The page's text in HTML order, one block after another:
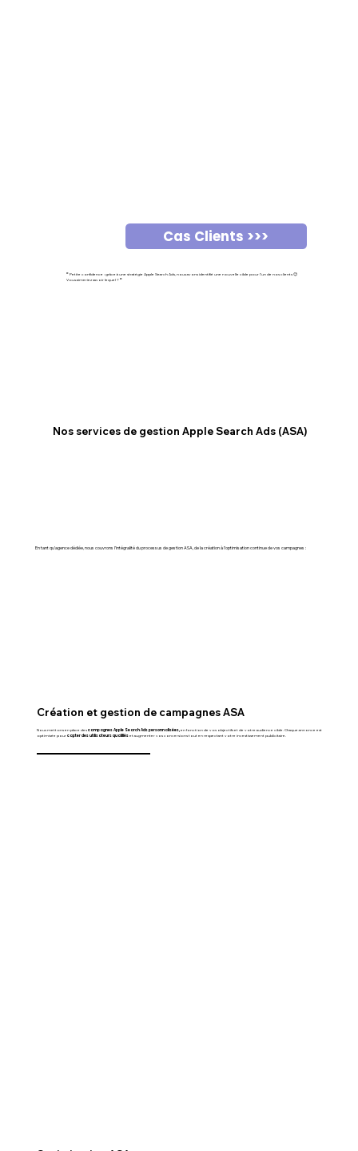
❞ Petite confidence : grâce à une stratégie Apple Search Ads, nous avons identifié une nouvelle cible pour l’un de nos clients 😉
Vous aimeriez savoir lequel ? ❞
Cas Clients >>>
Nos services de gestion Apple Search Ads (ASA)
En tant qu’agence dédiée, nous couvrons l’intégralité du processus de gestion ASA, de la création à l’optimisation continue de vos campagnes :
Création et gestion de campagnes ASA
Nous mettons en place descampagnes Apple Search Ads personnalisées,en fonction de vos objectifs et de votre audience cible. Chaque annonce est
optimisée pourcapter des utilisateurs qualifiéset augmenter vos conversions tout en respectant votre investissement publicitaire.